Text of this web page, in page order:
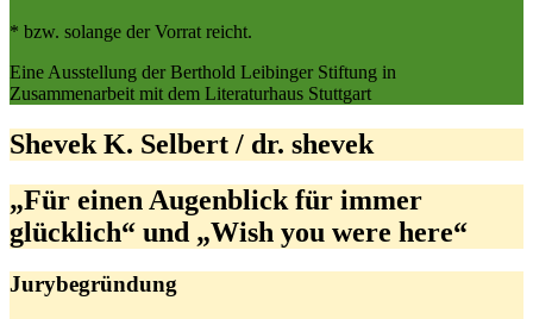
* bzw. solange der Vorrat reicht.
Eine Ausstellung der Berthold Leibinger Stiftung in
Zusammenarbeit mit dem Literaturhaus Stuttgart
Shevek K. Selbert / dr. shevek
„Für einen Augenblick für immer
glücklich“ und „Wish you were here“
Jurybegründung